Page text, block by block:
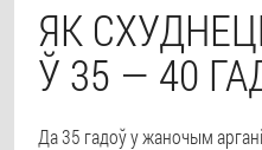
ЯК
Ў 35 — 40
Да 35 гадоў у жаночым